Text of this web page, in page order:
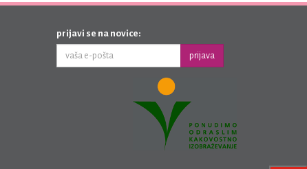
prijavi se na novice:
prijava